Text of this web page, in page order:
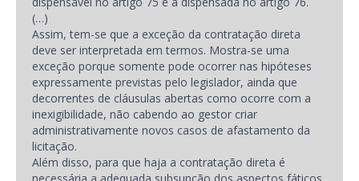
(…)
Assim, tem-se que a exceção da contratação direta
deve ser interpretada em termos. Mostra-se uma
exceção porque somente pode ocorrer nas hipóteses
expressamente previstas pelo legislador, ainda que
decorrentes de cláusulas abertas como ocorre com a
inexigibilidade, não cabendo ao gestor criar
administrativamente novos casos de afastamento da
licitação.
Além disso, para que haja a contratação direta é